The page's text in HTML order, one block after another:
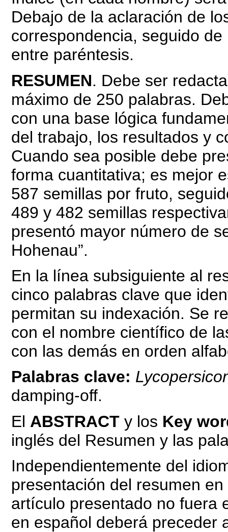
Debajo de la aclaración de
correspondencia, seguido
entre paréntesis.
RESUMEN. Debe ser
máximo de 250 palabras.
con una base lógica
del trabajo, los resultados y
Cuando sea posible debe
forma cuantitativa; es mejor
587 semillas por fruto,
489 y 482 semillas
presentó mayor número de
Hohenau”.
En la línea subsiguiente al
cinco palabras clave que
permitan su indexación. Se
con el nombre científico de
con las demás en orden
Palabras clave:
damping-off.
El ABSTRACT y los Key
inglés del Resumen y las
Independientemente del
presentación del resumen
artículo presentado no fuera
en español deberá preceder